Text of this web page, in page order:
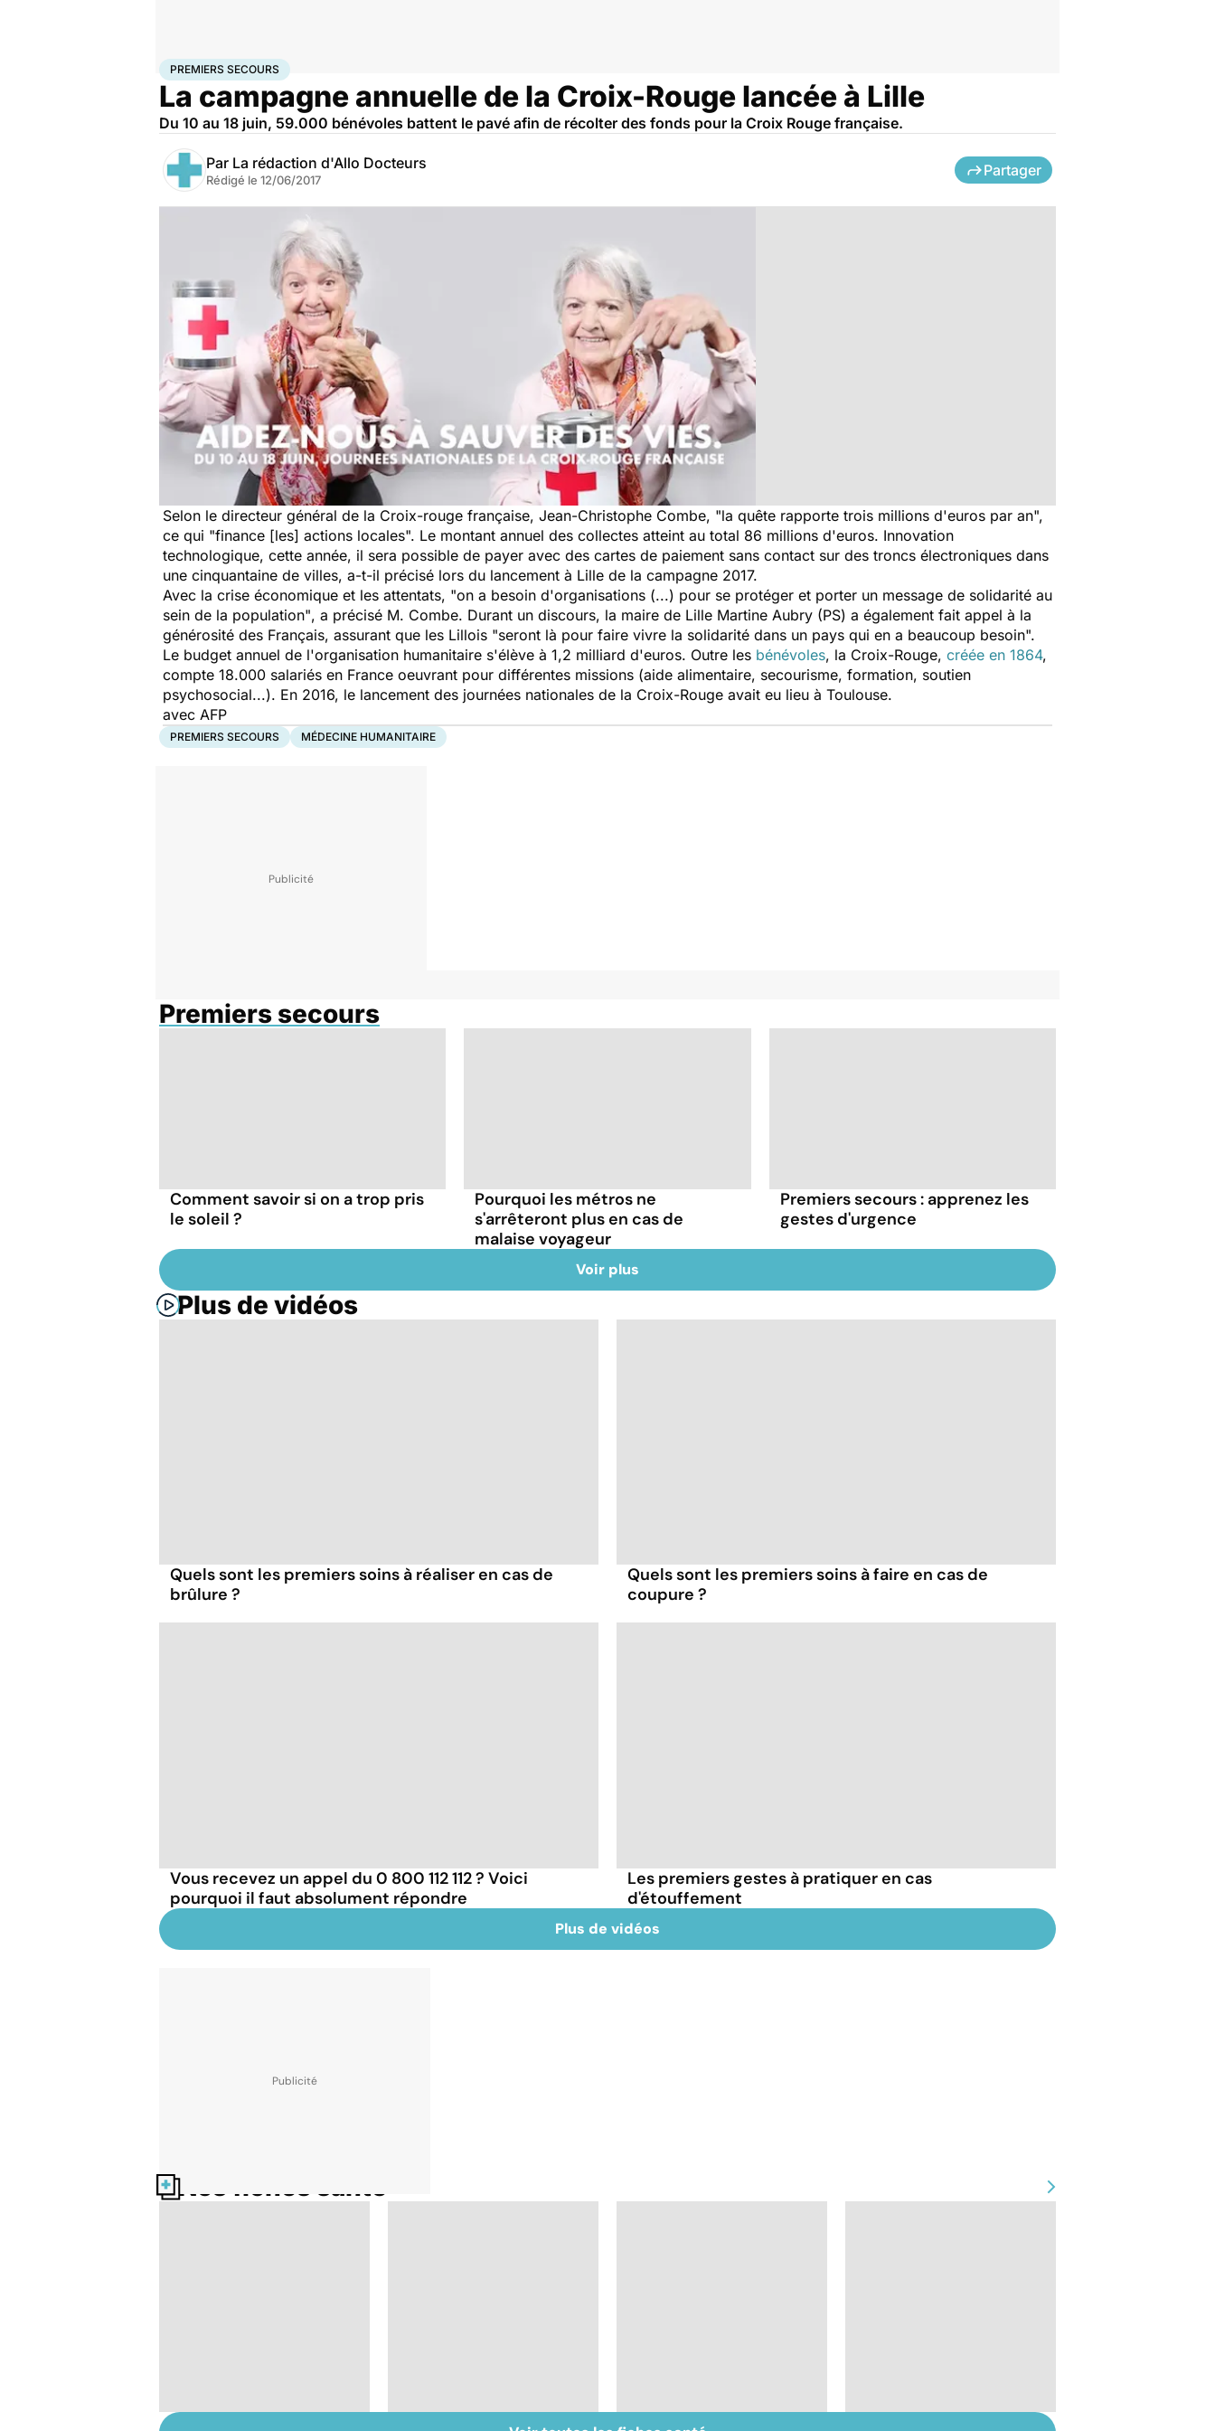
AccueilSanté Premiers secours
PREMIERS SECOURS
La campagne annuelle de la Croix-Rouge lancée à Lille
Du 10 au 18 juin, 59.000 bénévoles battent le pavé afin de récolter des fonds pour la Croix Rouge française.
Par La rédaction d'Allo Docteurs
Rédigé le 12/06/2017
Partager
Selon le directeur général de la Croix-rouge française, Jean-Christophe Combe, "la quête rapporte trois millions d'euros par an",
ce qui "finance [les] actions locales". Le montant annuel des collectes atteint au total 86 millions d'euros. Innovation
technologique, cette année, il sera possible de payer avec des cartes de paiement sans contact sur des troncs électroniques dans
une cinquantaine de villes, a-t-il précisé lors du lancement à Lille de la campagne 2017.
Avec la crise économique et les attentats, "on a besoin d'organisations (...) pour se protéger et porter un message de solidarité au
sein de la population", a précisé M. Combe. Durant un discours, la maire de Lille Martine Aubry (PS) a également fait appel à la
générosité des Français, assurant que les Lillois "seront là pour faire vivre la solidarité dans un pays qui en a beaucoup besoin".
Le budget annuel de l'organisation humanitaire s'élève à 1,2 milliard d'euros. Outre les bénévoles, la Croix-Rouge, créée en 1864,
compte 18.000 salariés en France oeuvrant pour différentes missions (aide alimentaire, secourisme, formation, soutien
psychosocial...). En 2016, le lancement des journées nationales de la Croix-Rouge avait eu lieu à Toulouse.
avec AFP
PREMIERS SECOURS MÉDECINE HUMANITAIRE
Premiers secours
Comment savoir si on a trop pris
le soleil ?
Pourquoi les métros ne
s'arrêteront plus en cas de
malaise voyageur
Premiers secours : apprenez les
gestes d'urgence
Voir plus
Plus de vidéos
Quels sont les premiers soins à réaliser en cas de
brûlure ?
Quels sont les premiers soins à faire en cas de
coupure ?
Vous recevez un appel du 0 800 112 112 ? Voici
pourquoi il faut absolument répondre
Les premiers gestes à pratiquer en cas
d'étouffement
Plus de vidéos
Nos fiches santé